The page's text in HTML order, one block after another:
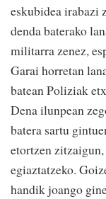
eskubidea irabazi
denda baterako
militarra zenez,
Garai horretan
batean Poliziak
Dena ilunpean
batera sartu
etortzen
egiaztatzeko.
handik joango